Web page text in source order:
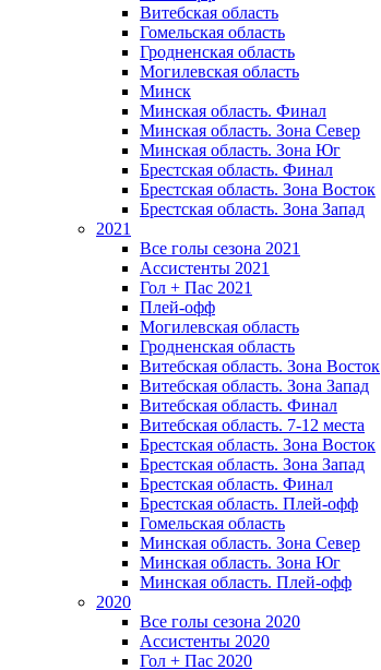
Витебская область
Гомельская область
Гродненская область
Могилевская область
Минск
Mинская область. Финал
Минская область. Зона Север
Минская область. Зона Юг
Брестская область. Финал
Брестская область. Зона Восток
Брестская область. Зона Запад
2021
Все голы сезона 2021
Ассистенты 2021
Гол + Пас 2021
Плей-офф
Могилевская область
Гродненская область
Витебская область. Зона Восток
Витебская область. Зона Запад
Витебская область. Финал
Витебская область. 7-12 места
Брестская область. Зона Восток
Брестская область. Зона Запад
Брестская область. Финал
Брестская область. Плей-офф
Гомельская область
Минская область. Зона Север
Минская область. Зона Юг
Минская область. Плей-офф
2020
Все голы сезона 2020
Ассистенты 2020
Гол + Пас 2020